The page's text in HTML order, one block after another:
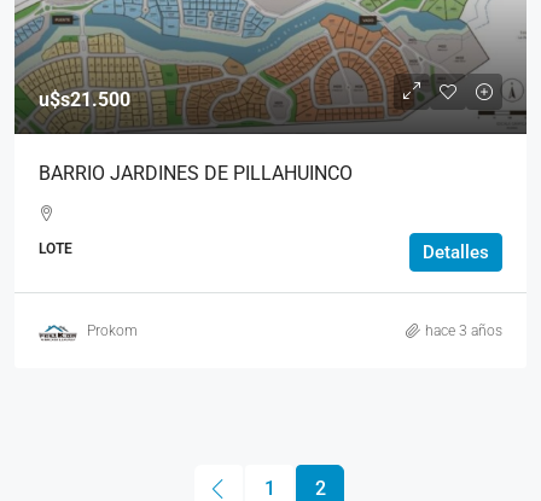
u$s21.500
BARRIO JARDINES DE PILLAHUINCO
LOTE Detalles
Prokom hace 3 años
1 2